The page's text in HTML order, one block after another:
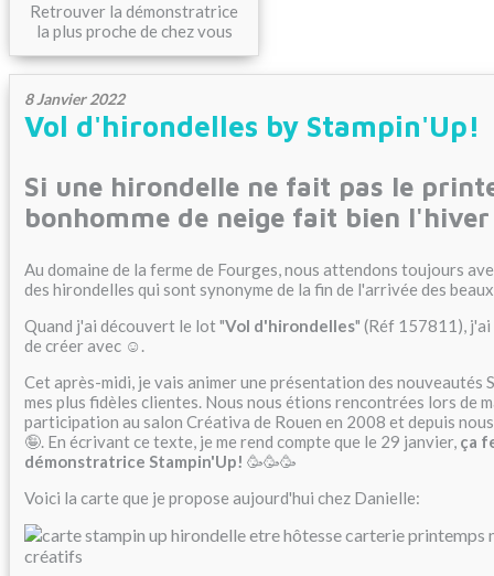
Retrouver la démonstratrice
la plus proche de chez vous
8 Janvier 2022
Vol d'hirondelles by Stampin'Up!
Si une hirondelle ne fait pas le
bonhomme de neige fait bien l'hiver
Au domaine de la ferme de Fourges, nous attendons toujours
des hirondelles qui sont synonyme de la fin de l'arrivée des
Quand j'ai découvert le lot "Vol d'hirondelles" (Réf 157811),
de créer avec ☺️.
Cet après-midi, je vais animer une présentation des nouveautés
mes plus fidèles clientes. Nous nous étions rencontrées lors de
participation au salon Créativa de Rouen en 2008 et depuis
🤪. En écrivant ce texte, je me rend compte que le 29 janvier, ça
démonstratrice Stampin'Up! 🥳🥳🥳
Voici la carte que je propose aujourd'hui chez Danielle: